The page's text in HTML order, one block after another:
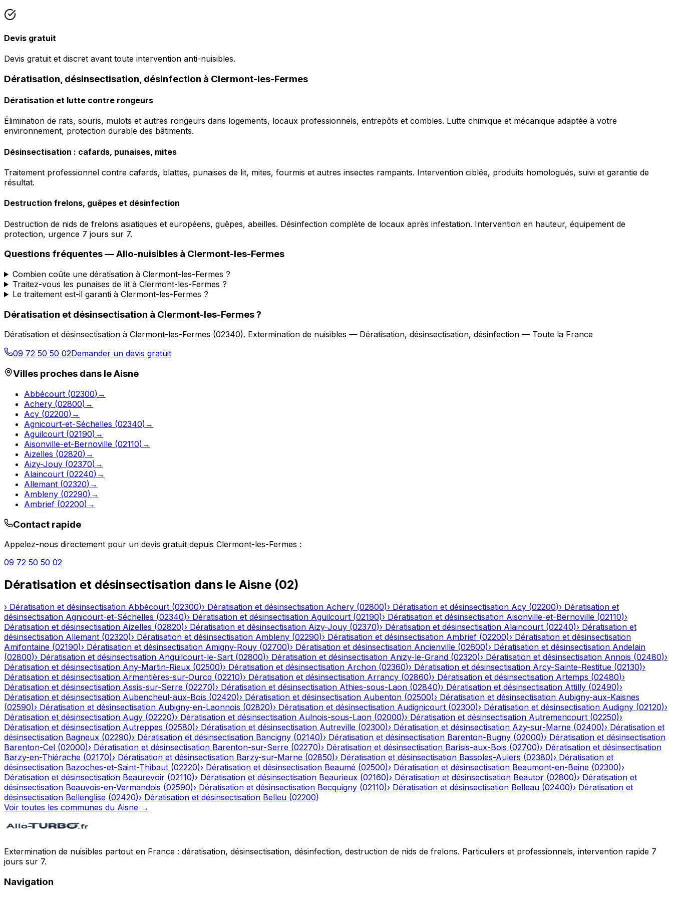
Devis gratuit
Devis gratuit et discret avant toute intervention anti-nuisibles.
Dératisation, désinsectisation, désinfection à Clermont-les-Fermes
Dératisation et lutte contre rongeurs
Élimination de rats, souris, mulots et autres rongeurs dans logements, locaux professionnels, entrepôts et combles. Lutte chimique et mécanique adaptée à votre
environnement, protection durable des bâtiments.
Désinsectisation : cafards, punaises, mites
Traitement professionnel contre cafards, blattes, punaises de lit, mites, fourmis et autres insectes rampants. Intervention ciblée, produits homologués, suivi et garantie de
résultat.
Destruction frelons, guêpes et désinfection
Destruction de nids de frelons asiatiques et européens, guêpes, abeilles. Désinfection complète de locaux après infestation. Intervention en hauteur, équipement de
protection, urgence 7 jours sur 7.
Questions fréquentes —Allo-nuisibles à Clermont-les-Fermes
Combien coûte une dératisation à Clermont-les-Fermes ?
Traitez-vous les punaises de lit à Clermont-les-Fermes ?
Le traitement est-il garanti à Clermont-les-Fermes ?
Dératisation et désinsectisation à Clermont-les-Fermes?
Dératisation et désinsectisation à Clermont-les-Fermes (02340). Extermination de nuisibles — Dératisation, désinsectisation, désinfection — Toute la France
09 72 50 50 02Demander un devis gratuit
Villes proches dans leAisne
Abbécourt (02300) →
Achery (02800) →
Acy (02200) →
Agnicourt-et-Séchelles (02340) →
Aguilcourt (02190) →
Aisonville-et-Bernoville (02110) →
Aizelles (02820) →
Aizy-Jouy (02370) →
Alaincourt (02240) →
Allemant (02320) →
Ambleny (02290) →
Ambrief (02200) →
Contact rapide
Appelez-nous directement pour un devis gratuit depuis Clermont-les-Fermes :
09 72 50 50 02
Dératisation et désinsectisation dans le Aisne (02)
› Dératisation et désinsectisation Abbécourt (02300)› Dératisation et désinsectisation Achery (02800)› Dératisation et désinsectisation Acy (02200)› Dératisation et
désinsectisation Agnicourt-et-Séchelles (02340)› Dératisation et désinsectisation Aguilcourt (02190)› Dératisation et désinsectisation Aisonville-et-Bernoville (02110)›
Dératisation et désinsectisation Aizelles (02820)› Dératisation et désinsectisation Aizy-Jouy (02370)› Dératisation et désinsectisation Alaincourt (02240)› Dératisation et
désinsectisation Allemant (02320)› Dératisation et désinsectisation Ambleny (02290)› Dératisation et désinsectisation Ambrief (02200)› Dératisation et désinsectisation
Amifontaine (02190)› Dératisation et désinsectisation Amigny-Rouy (02700)› Dératisation et désinsectisation Ancienville (02600)› Dératisation et désinsectisation Andelain
(02800)› Dératisation et désinsectisation Anguilcourt-le-Sart (02800)› Dératisation et désinsectisation Anizy-le-Grand (02320)› Dératisation et désinsectisation Annois (02480)›
Dératisation et désinsectisation Any-Martin-Rieux (02500)› Dératisation et désinsectisation Archon (02360)› Dératisation et désinsectisation Arcy-Sainte-Restitue (02130)›
Dératisation et désinsectisation Armentières-sur-Ourcq (02210)› Dératisation et désinsectisation Arrancy (02860)› Dératisation et désinsectisation Artemps (02480)›
Dératisation et désinsectisation Assis-sur-Serre (02270)› Dératisation et désinsectisation Athies-sous-Laon (02840)› Dératisation et désinsectisation Attilly (02490)›
Dératisation et désinsectisation Aubencheul-aux-Bois (02420)› Dératisation et désinsectisation Aubenton (02500)› Dératisation et désinsectisation Aubigny-aux-Kaisnes
(02590)› Dératisation et désinsectisation Aubigny-en-Laonnois (02820)› Dératisation et désinsectisation Audignicourt (02300)› Dératisation et désinsectisation Audigny (02120)›
Dératisation et désinsectisation Augy (02220)› Dératisation et désinsectisation Aulnois-sous-Laon (02000)› Dératisation et désinsectisation Autremencourt (02250)›
Dératisation et désinsectisation Autreppes (02580)› Dératisation et désinsectisation Autreville (02300)› Dératisation et désinsectisation Azy-sur-Marne (02400)› Dératisation et
désinsectisation Bagneux (02290)› Dératisation et désinsectisation Bancigny (02140)› Dératisation et désinsectisation Barenton-Bugny (02000)› Dératisation et désinsectisation
Barenton-Cel (02000)› Dératisation et désinsectisation Barenton-sur-Serre (02270)› Dératisation et désinsectisation Barisis-aux-Bois (02700)› Dératisation et désinsectisation
Barzy-en-Thiérache (02170)› Dératisation et désinsectisation Barzy-sur-Marne (02850)› Dératisation et désinsectisation Bassoles-Aulers (02380)› Dératisation et
désinsectisation Bazoches-et-Saint-Thibaut (02220)› Dératisation et désinsectisation Beaumé (02500)› Dératisation et désinsectisation Beaumont-en-Beine (02300)›
Dératisation et désinsectisation Beaurevoir (02110)› Dératisation et désinsectisation Beaurieux (02160)› Dératisation et désinsectisation Beautor (02800)› Dératisation et
désinsectisation Beauvois-en-Vermandois (02590)› Dératisation et désinsectisation Becquigny (02110)› Dératisation et désinsectisation Belleau (02400)› Dératisation et
désinsectisation Bellenglise (02420)› Dératisation et désinsectisation Belleu (02200)
Voir toutes les communes du Aisne →
Extermination de nuisibles partout en France : dératisation, désinsectisation, désinfection, destruction de nids de frelons. Particuliers et professionnels, intervention rapide 7
jours sur 7.
Navigation